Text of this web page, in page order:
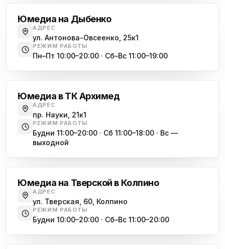
ю ул. Белы Куна, 24к1
ю
Юмедиа в Купчино
ул. Будапештская, 87-3
Юмедиа Сервис в Колпино
ю
Юмедиа во Всеволожске
пр. Христиновский 28, Всеволожск
Юмедиа на Дыбенко
АДРЕС
ул. Антонова-Овсеенко, 25к1
РЕЖИМ РАБОТЫ
Пн–Пт 10:00–20:00 · Сб–Вс 11:00–19:00
Юмедиа в ТК Архимед
АДРЕС
пр. Науки, 21к1
РЕЖИМ РАБОТЫ
Будни 11:00–20:00 · Сб 11:00–18:00 · Вс —
выходной
Юмедиа на Тверской в Колпино
АДРЕС
ул. Тверская, 60, Колпино
РЕЖИМ РАБОТЫ
Будни 10:00–20:00 · Сб–Вс 11:00–20:00